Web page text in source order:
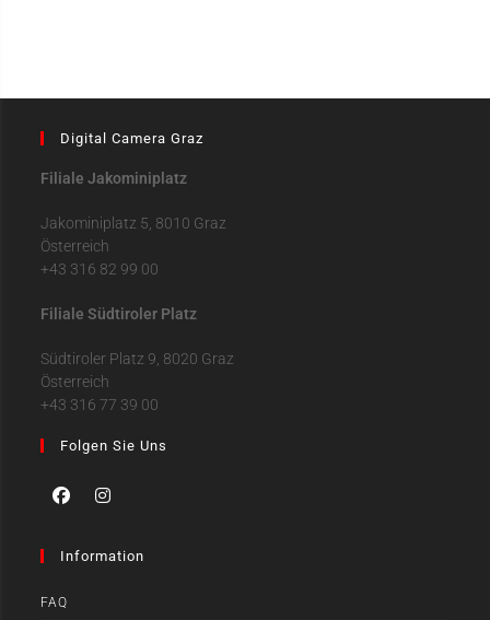
Digital Camera Graz
Filiale Jakominiplatz
Jakominiplatz 5, 8010 Graz
Österreich
+43 316 82 99 00
Filiale Südtiroler Platz
Südtiroler Platz 9, 8020 Graz
Österreich
+43 316 77 39 00
Folgen Sie Uns
Information
FAQ